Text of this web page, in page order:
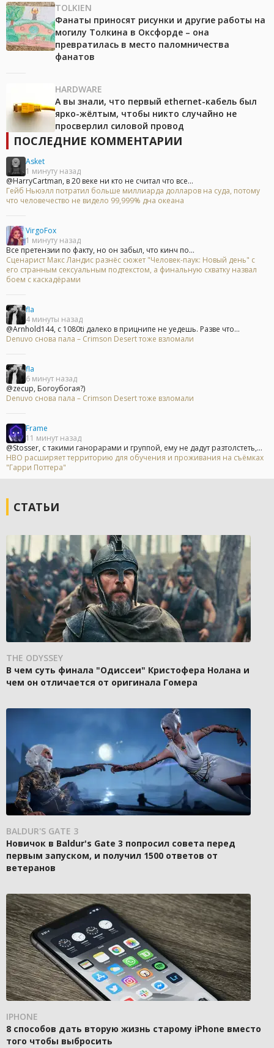
TOLKIEN
Фанаты приносят рисунки и другие работы на
могилу Толкина в Оксфорде – она
превратилась в место паломничества
фанатов
HARDWARE
А вы знали, что первый ethernet-кабель был
ярко-жёлтым, чтобы никто случайно не
просверлил силовой провод
ПОСЛЕДНИЕ КОММЕНТАРИИ
Asket
1 минуту назад
@HarryCartman, в 20 веке ни кто не считал что все...
Гейб Ньюэлл потратил больше миллиарда долларов на суда, потому
что человечество не видело 99,999% дна океана
VirgoFox
1 минуту назад
Все претензии по факту, но он забыл, что кинч по...
Сценарист Макс Ландис разнёс сюжет "Человек-паук: Новый день" с
его странным сексуальным подтекстом, а финальную схватку назвал
боем с каскадёрами
fla
4 минуты назад
@Arnhold144, с 1080ti далеко в прицнипе не уедешь. Разве что...
Denuvo снова пала – Crimson Desert тоже взломали
fla
6 минут назад
@zecup, Богоубогая?)
Denuvo снова пала – Crimson Desert тоже взломали
Frame
11 минут назад
@Stosser, с такими ганорарами и группой, ему не дадут разтолстеть,...
HBO расширяет территорию для обучения и проживания на съёмках
"Гарри Поттера"
СТАТЬИ
THE ODYSSEY
В чем суть финала "Одиссеи" Кристофера Нолана и
чем он отличается от оригинала Гомера
BALDUR'S GATE 3
Новичок в Baldur's Gate 3 попросил совета перед
первым запуском, и получил 1500 ответов от
ветеранов
IPHONE
8 способов дать вторую жизнь старому iPhone вместо
того чтобы выбросить